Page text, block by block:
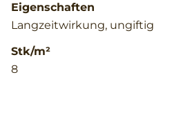
Eigenschaften
Langzeitwirkung, ungiftig
Stk/m²
8